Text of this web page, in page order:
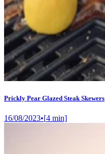
Prickly Pear Glazed Steak Skewers
16/08/2023•[4 min]